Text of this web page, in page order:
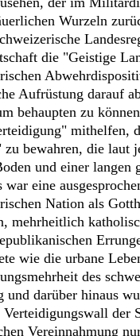
Wurzeln
die "Geistige
Aufrüstung darauf
behaupten zu
mithelfen,
zu bewahren, die laut
und einer langen
war eine
Nation als
mehrheitlich
wie die urbane
des
und darüber hinaus
Verteidigungswall der
Vereinnahmung